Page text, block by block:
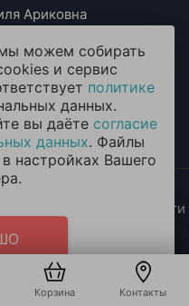
Корзина Контакты
Ариковна
Воздушные шары с
и Московской области
согласие на обработку
данных
можем собирать
и сервис
политике
данных.
вы даёте согласие
данных. Файлы
настройках Вашего